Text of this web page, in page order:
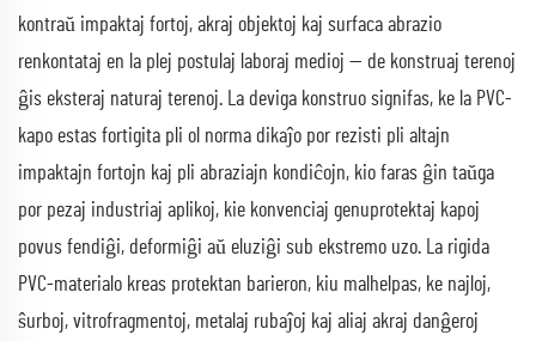
kontraŭ impaktaj fortoj, akraj objektoj kaj surfaca abrazio
renkontataj en la plej postulaj laboraj medioj — de konstruaj terenoj
ĝis eksteraj naturaj terenoj. La deviga konstruo signifas, ke la PVC-
kapo estas fortigita pli ol norma dikaĵo por rezisti pli altajn
impaktajn fortojn kaj pli abraziajn kondiĉojn, kio faras ĝin taŭga
por pezaj industriaj aplikoj, kie konvenciaj genuprotektaj kapoj
povus fendiĝi, deformiĝi aŭ eluziĝi sub ekstremo uzo. La rigida
PVC-materialo kreas protektan barieron, kiu malhelpas, ke najloj,
ŝurboj, vitrofragmentoj, metalaj rubaĵoj kaj aliaj akraj danĝeroj